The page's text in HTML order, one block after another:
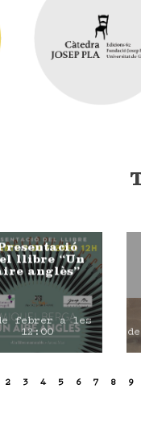
llibre “Un
anglès”
febrer a les
12:00
2 3 4 5 6 7 8 9